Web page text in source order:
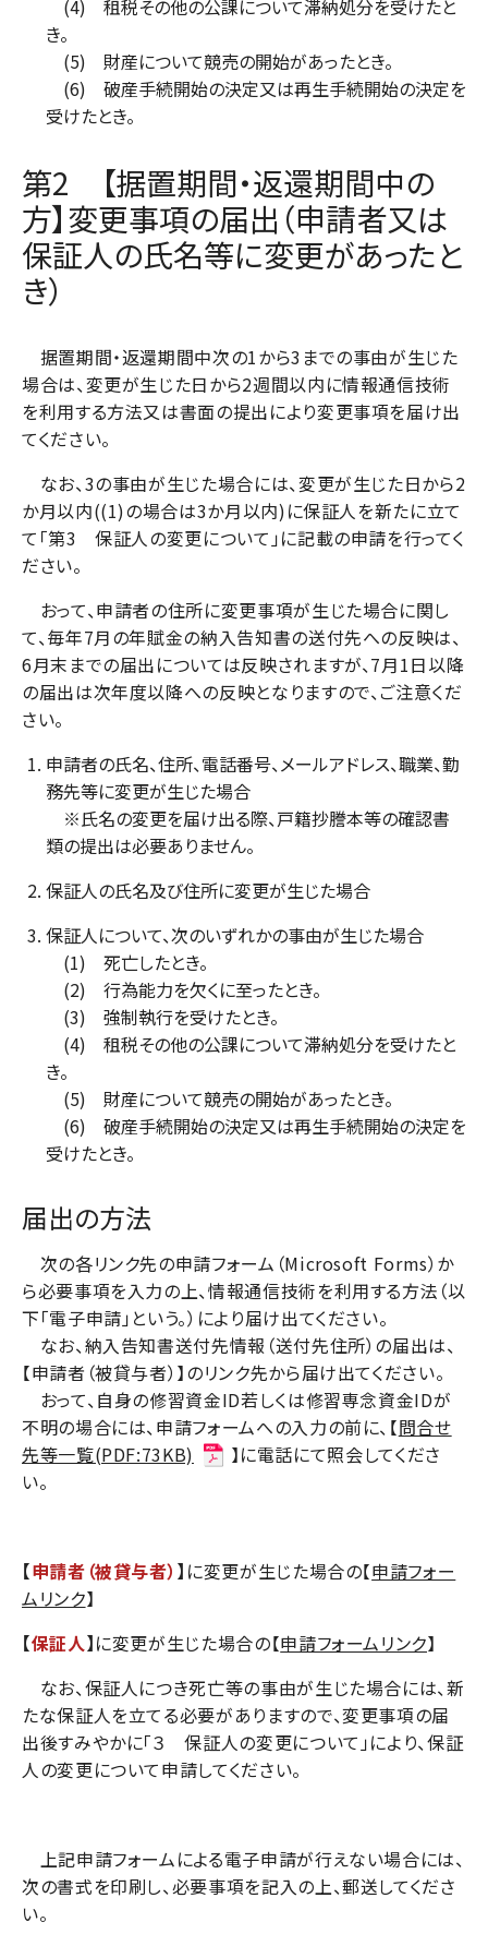
(4) 租税その他の公課について滞納処分を受けたと
き。
(5) 財産について競売の開始があったとき。
(6) 破産手続開始の決定又は再生手続開始の決定を
受けたとき。
第2 【据置期間・返還期間中の
方】変更事項の届出（申請者又は
保証人の氏名等に変更があったと
き）
据置期間・返還期間中次の1から3までの事由が生じた
場合は、変更が生じた日から2週間以内に情報通信技術
を利用する方法又は書面の提出により変更事項を届け出
てください。
なお、3の事由が生じた場合には、変更が生じた日から2
か月以内((1)の場合は3か月以内)に保証人を新たに立て
て「第3 保証人の変更について」に記載の申請を行ってく
ださい。
おって、申請者の住所に変更事項が生じた場合に関し
て、毎年7月の年賦金の納入告知書の送付先への反映は、
6月末までの届出については反映されますが、7月1日以降
の届出は次年度以降への反映となりますので、ご注意くだ
さい。
申請者の氏名、住所、電話番号、メールアドレス、職業、勤
務先等に変更が生じた場合
※氏名の変更を届け出る際、戸籍抄謄本等の確認書
類の提出は必要ありません。
保証人の氏名及び住所に変更が生じた場合
保証人について、次のいずれかの事由が生じた場合
(1) 死亡したとき。
(2) 行為能力を欠くに至ったとき。
(3) 強制執行を受けたとき。
(4) 租税その他の公課について滞納処分を受けたと
き。
(5) 財産について競売の開始があったとき。
(6) 破産手続開始の決定又は再生手続開始の決定を
受けたとき。
届出の方法
次の各リンク先の申請フォーム（Microsoft Forms）か
ら必要事項を入力の上、情報通信技術を利用する方法（以
下「電子申請」という。）により届け出てください。
なお、納入告知書送付先情報（送付先住所）の届出は、
【申請者（被貸与者）】のリンク先から届け出てください。
おって、自身の修習資金ID若しくは修習専念資金IDが
不明の場合には、申請フォームへの入力の前に、【問合せ
先等一覧(PDF:73KB)
】に電話にて照会してくださ
い。
【申請者（被貸与者） 】 に変更が生じた場合の【申請フォー
ムリンク】
【保証人】に変更が生じた場合の【申請フォームリンク】
なお、保証人につき死亡等の事由が生じた場合には、新
たな保証人を立てる必要がありますので、変更事項の届
出後すみやかに「３ 保証人の変更について」により、保証
人の変更について申請してください。
上記申請フォームによる電子申請が行えない場合には、
次の書式を印刷し、必要事項を記入の上、郵送してくださ
い。